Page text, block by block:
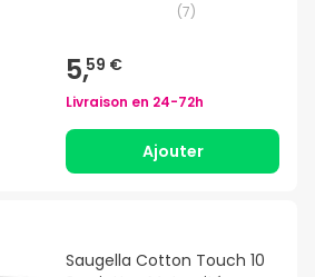
(7)
5,59 €
Livraison en 24-72h
Ajouter
Saugella Cotton Touch 10